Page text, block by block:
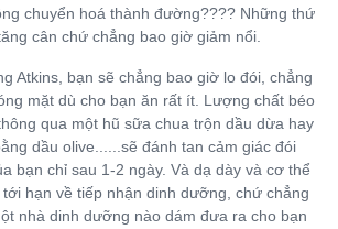
chuyển hoá thành đường???? Những thứ
cân chứ chẳng bao giờ giảm nổi.
Atkins, bạn sẽ chẳng bao giờ lo đói, chẳng
mặt dù cho bạn ăn rất ít. Lượng chất béo
qua một hũ sữa chua trộn dầu dừa hay
dầu olive......sẽ đánh tan cảm giác đói
bạn chỉ sau 1-2 ngày. Và dạ dày và cơ thể
hạn về tiếp nhận dinh dưỡng, chứ chẳng
nhà dinh dưỡng nào dám đưa ra cho bạn